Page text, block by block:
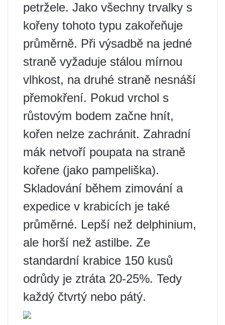
petržele. Jako všechny trvalky s
kořeny tohoto typu zakořeňuje
průměrně. Při výsadbě na jedné
straně vyžaduje stálou mírnou
vlhkost, na druhé straně nesnáší
přemokření. Pokud vrchol s
růstovým bodem začne hnít,
kořen nelze zachránit. Zahradní
mák netvoří poupata na straně
kořene (jako pampeliška).
Skladování během zimování a
expedice v krabicích je také
průměrné. Lepší než delphinium,
ale horší než astilbe. Ze
standardní krabice 150 kusů
odrůdy je ztráta 20-25%. Tedy
každý čtvrtý nebo pátý.